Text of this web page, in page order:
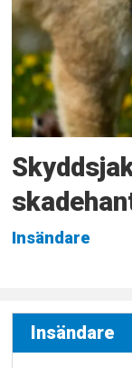
Insändare
Insändare